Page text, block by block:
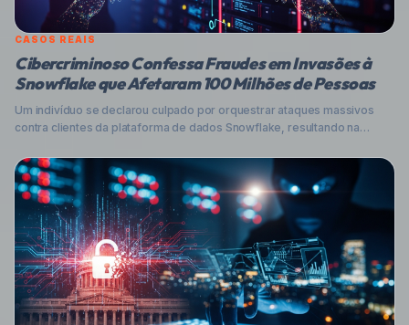
CASOS REAIS
Cibercriminoso Confessa Fraudes em Invasões à
Snowflake que Afetaram 100 Milhões de Pessoas
Um indivíduo se declarou culpado por orquestrar ataques massivos
contra clientes da plataforma de dados Snowflake, resultando na
prejuízos milionários. Entenda o caso e como se proteger.